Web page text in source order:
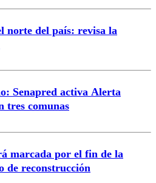
norte del país: revisa la
Senapred activa Alerta
tres comunas
marcada por el fin de la
de reconstrucción